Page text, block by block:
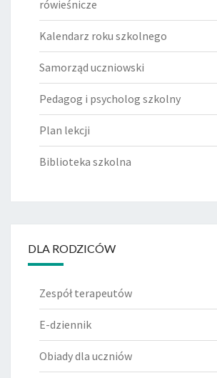
rówieśnicze
Kalendarz roku szkolnego
Samorząd uczniowski
Pedagog i psycholog szkolny
Plan lekcji
Biblioteka szkolna
DLA RODZICÓW
Zespół terapeutów
E-dziennik
Obiady dla uczniów